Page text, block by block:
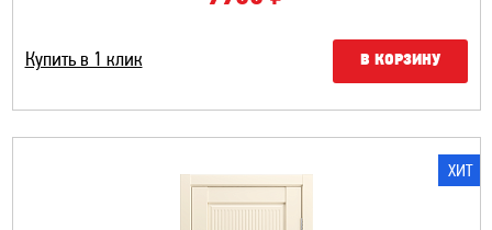
Купить в 1 клик В КОРЗИНУ
ХИТ